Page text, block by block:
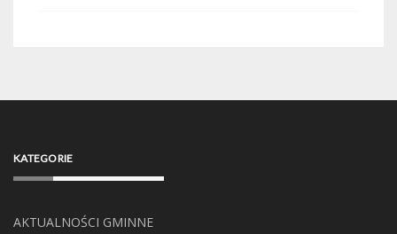
KATEGORIE
AKTUALNOŚCI GMINNE